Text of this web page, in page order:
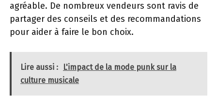
agréable. De nombreux vendeurs sont ravis de
partager des conseils et des recommandations
pour aider à faire le bon choix.
Lire aussi :
L'impact de la mode punk sur la
culture musicale